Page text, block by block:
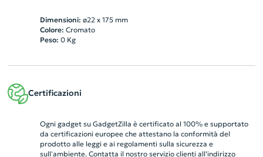
Dimensioni: ø22 x 175 mm
Colore: Cromato
Peso: 0Kg
Certificazioni
Ogni gadget su GadgetZilla è certificato al 100% e supportato
da certificazioni europee che attestano la conformità del
prodotto alle leggi e ai regolamenti sulla sicurezza e
sull'ambiente. Contatta il nostro servizio clienti all’indirizzo